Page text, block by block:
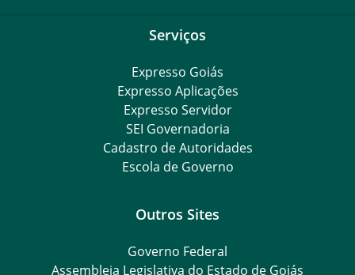
Serviços
Expresso Goiás
Expresso Aplicações
Expresso Servidor
SEI Governadoria
Cadastro de Autoridades
Escola de Governo
Outros Sites
Governo Federal
Assembleia Legislativa do Estado de Goiás